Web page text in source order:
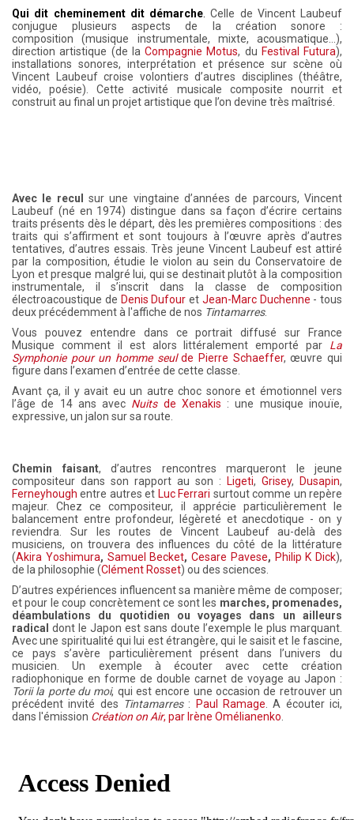
Qui dit cheminement dit démarche Celle de Vincent Laubeuf
conjugue plusieurs aspects de la création sonore :
composition (musique instrumentale, mixte, acousmatique…),
direction artistique (de la Compagnie Motus, du Festival Futura),
installations sonores, interprétation et présence sur scène où
Vincent Laubeuf croise volontiers d’autres disciplines (théâtre,
vidéo, poésie). Cette activité musicale composite nourrit et
construit au final un projet artistique que l’on devine très maîtrisé.
Avec le recul sur une vingtaine d’années de parcours, Vincent
Laubeuf (né en 1974) distingue dans sa façon d’écrire certains
traits présents dès le départ, dès les premières compositions : des
traits qui s’affirment et sont toujours à l’œuvre après d’autres
tentatives, d’autres essais. Très jeune Vincent Laubeuf est attiré
par la composition, étudie le violon au sein du Conservatoire de
Lyon et presque malgré lui, qui se destinait plutôt à la composition
instrumentale, il s’inscrit dans la classe de composition
électroacoustique de Denis Dufour et Jean-Marc Duchenne - tous
deux précédemment à l'affiche de nos Tintamarres.
Vous pouvez entendre dans ce portrait diffusé sur France
Musique comment il est alors littéralement emporté par La
Symphonie pour un homme seulde Pierre Schaeffer, œuvre qui
figure dans l’examen d’entrée de cette classe.
Avant ça, il y avait eu un autre choc sonore et émotionnel vers
l’âge de 14 ans avec Nuits de Xenakis : une musique inouïe,
expressive, un jalon sur sa route.
Chemin faisant, d’autres rencontres marqueront le jeune
compositeur dans son rapport au son :
Ligeti, Grisey, Dusapin,
Ferneyhough entre autres et Luc Ferrari surtout comme un repère
majeur. Chez ce compositeur, il apprécie particulièrement le
balancement entre profondeur, légèreté et anecdotique - on y
reviendra. Sur les routes de Vincent Laubeuf au-delà des
musiciens, on trouvera des influences du côté de la littérature
(Akira Yoshimura, Samuel Becket, Cesare Pavese, Philip K Dick),
de la philosophie (Clément Rosset) ou des sciences.
D’autres expériences influencent sa manière même de composer;
et pour le coup concrètement ce sont les marches, promenades,
déambulations du quotidien ou voyages
dans un ailleurs
radical dont le Japon est sans doute l’exemple le plus marquant.
Avec une spiritualité qui lui est étrangère, qui le saisit et le fascine,
ce pays s’avère particulièrement présent dans l’univers du
musicien. Un exemple à écouter avec cette création
radiophonique en forme de double carnet de voyage au Japon :
Torii la porte du moi, qui est encore une occasion de retrouver un
précédent invité des Tintamarres : Paul Ramage . A écouter ici,
dans l'émission Création on Air, par Irène Omélianenko